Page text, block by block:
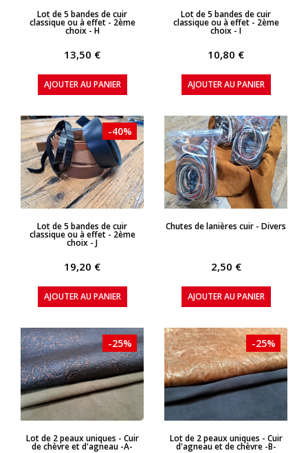
APERÇU RAPIDE
Lot de 5 bandes de cuir
classique ou à effet - 2ème
choix - H
13,50 €
AJOUTER AU PANIER
APERÇU RAPIDE
Lot de 5 bandes de cuir
classique ou à effet - 2ème
choix - I
10,80 €
AJOUTER AU PANIER
APERÇU RAPIDE
-40%
Lot de 5 bandes de cuir
classique ou à effet - 2ème
choix - J
19,20 €
AJOUTER AU PANIER
APERÇU RAPIDE
Chutes de lanières cuir - Divers
2,50 €
AJOUTER AU PANIER
APERÇU RAPIDE
-25%
Lot de 2 peaux uniques - Cuir
de chèvre et d'agneau -A-
APERÇU RAPIDE
-25%
Lot de 2 peaux uniques - Cuir
d'agneau et de chèvre -B-